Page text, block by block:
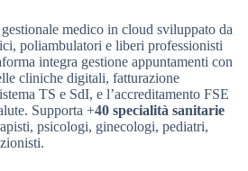
medico in cloud sviluppato da
poliambulatori e liberi professionisti
integra gestione appuntamenti con
cliniche digitali, fatturazione
TS e SdI, e l’accreditamento FSE
Supporta +40 specialità sanitarie
psicologi, ginecologi, pediatri,